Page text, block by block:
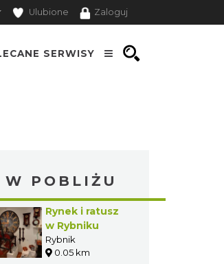
Ulubione Zaloguj
SERWISY
W POBLIŻU
Rynek i ratusz
w Rybniku
Rybnik
0.05 km